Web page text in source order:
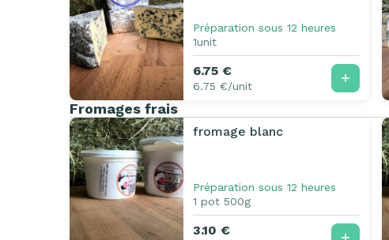
Préparation sous 12 heures
1unit
6.75 €
6.75 €/unit
Fromages frais
fromage blanc
Préparation sous 12 heures
1 pot 500g
3.10 €